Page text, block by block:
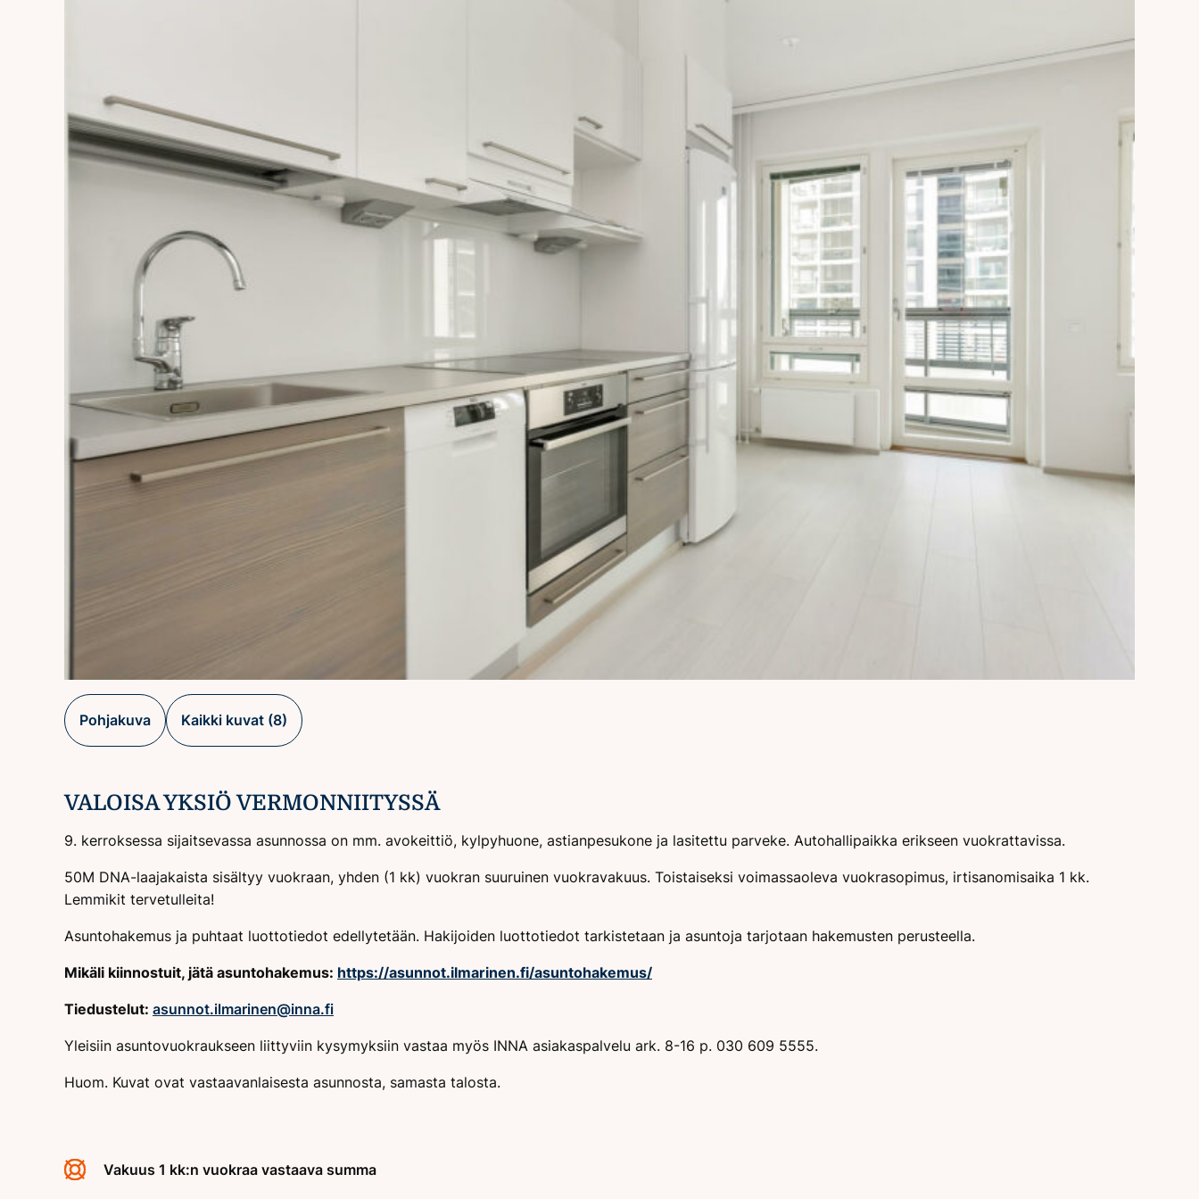
Pohjakuva Kaikki kuvat (8)
VALOISA YKSIÖ VERMONNIITYSSÄ
9. kerroksessa sijaitsevassa asunnossa on mm. avokeittiö, kylpyhuone, astianpesukone ja lasitettu parveke. Autohallipaikka erikseen vuokrattavissa.
50M DNA-laajakaista sisältyy vuokraan, yhden (1 kk) vuokran suuruinen vuokravakuus. Toistaiseksi voimassaoleva vuokrasopimus, irtisanomisaika 1 kk.
Lemmikit tervetulleita!
Asuntohakemus ja puhtaat luottotiedot edellytetään. Hakijoiden luottotiedot tarkistetaan ja asuntoja tarjotaan hakemusten perusteella.
Mikäli kiinnostuit, jätä asuntohakemus: https://asunnot.ilmarinen.fi/asuntohakemus/
Tiedustelut: asunnot.ilmarinen@inna.fi
Yleisiin asuntovuokraukseen liittyviin kysymyksiin vastaa myös INNA asiakaspalvelu ark. 8-16 p. 030 609 5555.
Huom. Kuvat ovat vastaavanlaisesta asunnosta, samasta talosta.
Vakuus 1 kk:n vuokraa vastaava summa